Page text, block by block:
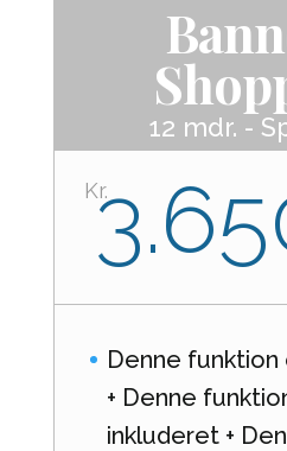
12 mdr. -
Kr.
Denne
+ Denne
inkluderet +